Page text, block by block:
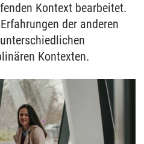
Kontext bearbeitet.
der anderen
Kontexten.